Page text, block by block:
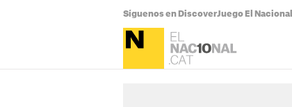
Síguenos en DiscoverJuego El Nacional